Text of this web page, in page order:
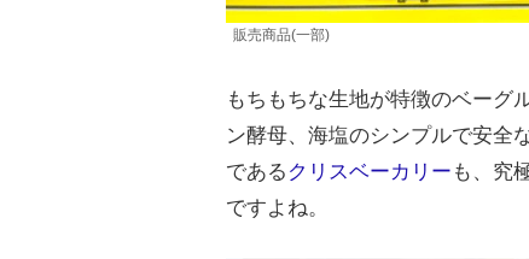
販売商品(一部)
もちもちな生地が特徴のベーグ
ン酵母、海塩のシンプルで安全
である クリスベーカリー も、究
ですよね。